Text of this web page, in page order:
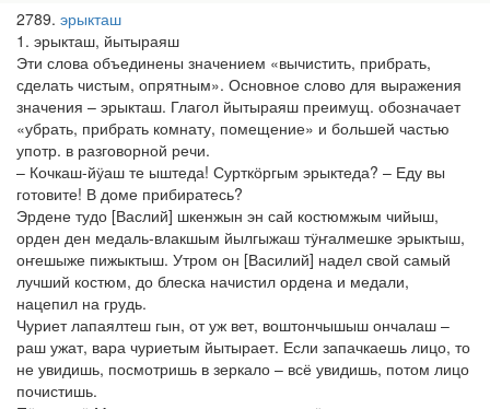
2789 эрыкташ
1. эрыкташ, йытыраяш
Эти слова объединены значением «вычистить, прибрать,
сделать чистым, опрятным». Основное слово для выражения
значения – эрыкташ. Глагол йытыраяш преимущ. обозначает
«убрать, прибрать комнату, помещение» и большей частью
употр. в разговорной речи.
– Кочкаш-йӱаш те ыштеда! Сурткӧргым эрыктеда? – Еду вы
готовите! В доме прибиратесь?
Эрдене тудо [Васлий] шкенжын эн сай костюмжым чийыш,
орден ден медаль-влакшым йылгыжаш тӱҥалмешке эрыктыш,
оҥешыже пижыктыш. Утром он [Василий] надел свой самый
лучший костюм, до блеска начистил ордена и медали,
нацепил на грудь.
Чуриет лапаялтеш гын, от уж вет, воштончышыш ончалаш –
раш ужат, вара чуриетым йытырает. Если запачкаешь лицо, то
не увидишь, посмотришь в зеркало – всё увидишь, потом лицо
почистишь.